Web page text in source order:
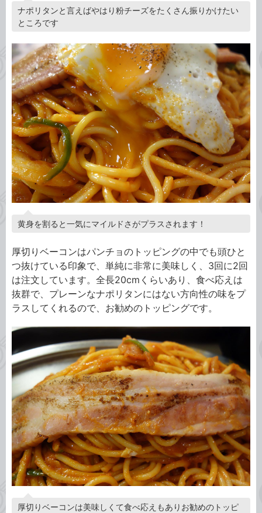
ナポリタンと言えばやはり粉チーズをたくさん振りかけたい
ところです
黄身を割ると一気にマイルドさがプラスされます！
厚切りベーコンはパンチョのトッピングの中でも頭ひと
つ抜けている印象で、単純に非常に美味しく、3回に2回
は注文しています。全長20cmくらいあり、食べ応えは
抜群で、プレーンなナポリタンにはない方向性の味をプ
ラスしてくれるので、お勧めのトッピングです。
厚切りベーコンは美味しくて食べ応えもありお勧めのトッピ